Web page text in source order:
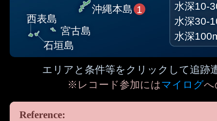
沖縄本島 1
宮古島
石垣島
西表島
水深10-
水深30-
水深
エリアと条件等をクリックして追跡
※レコード参加にはマイログへ